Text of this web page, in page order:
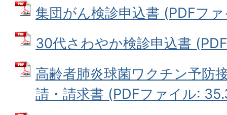
集団がん検診申込書 (PDFフ
30代さわやか検診申込書
高齢者肺炎球菌ワクチン予防
請・請求書 (PDFファイル: